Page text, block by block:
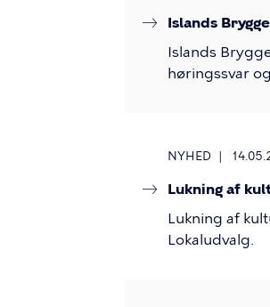
Islands
Islands
høringssvar
NYHED
Lukning af
Lukning af
Lokaludvalg.